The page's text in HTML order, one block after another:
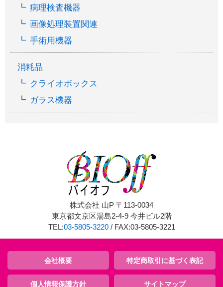
病理検査機器
画像処理装置関連
手術用機器
消耗品
クライオボックス
ガラス機器
株式会社 山P 〒113-0034
東京都文京区湯島2-4-9 今井ビル2階
TEL:03-5805-3220/ FAX:03-5805-3221
会社概要 特定商取引に基づく表記
個人情報保護方針 サイトマップ